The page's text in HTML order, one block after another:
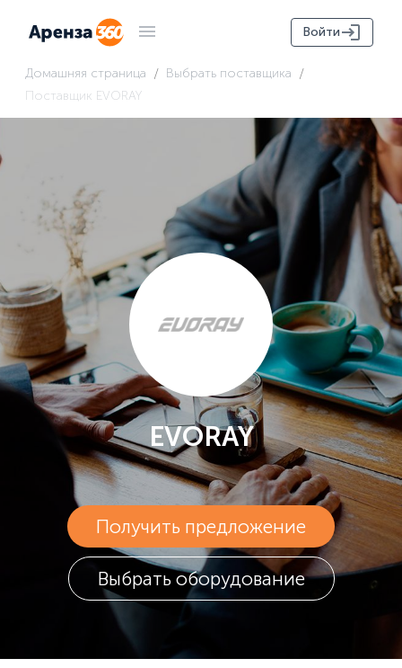
Войти
Домашняя страница / Выбрать поставщика /
Поставщик EVORAY
EVORAY
Получить предложение
Выбрать оборудование